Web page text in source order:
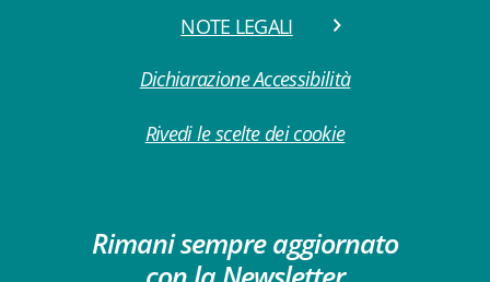
NOTE LEGALI
Dichiarazione Accessibilità
Rivedi le scelte dei cookie
Rimani sempre aggiornato